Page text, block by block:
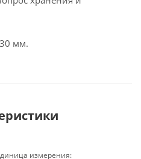
мм.
измерения: